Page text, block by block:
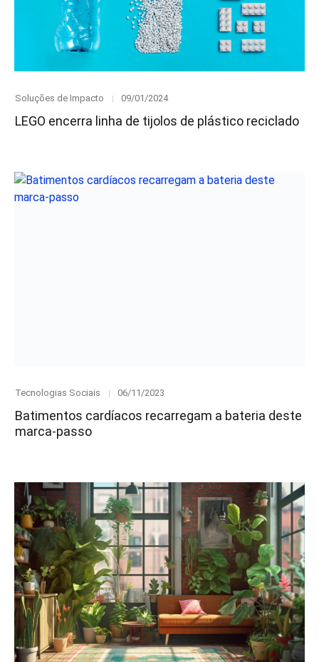
Category
Soluções de Impacto
Posted
09/01/2024
LEGO encerra linha de tijolos de plástico reciclado
Category
Tecnologias Sociais
Posted
06/11/2023
Batimentos cardíacos recarregam a bateria deste
marca-passo